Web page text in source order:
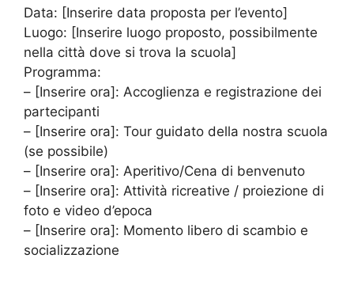
Data: [Inserire data proposta per l’evento]
Luogo: [Inserire luogo proposto, possibilmente
nella città dove si trova la scuola]
Programma:
– [Inserire ora]: Accoglienza e registrazione dei
partecipanti
– [Inserire ora]: Tour guidato della nostra scuola
(se possibile)
– [Inserire ora]: Aperitivo/Cena di benvenuto
– [Inserire ora]: Attività ricreative / proiezione di
foto e video d’epoca
– [Inserire ora]: Momento libero di scambio e
socializzazione